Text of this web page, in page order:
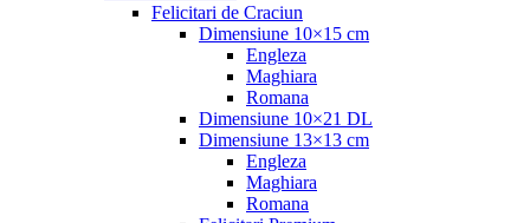
Felicitari de Craciun
Dimensiune 10×15 cm
Engleza
Maghiara
Romana
Dimensiune 10×21 DL
Dimensiune 13×13 cm
Engleza
Maghiara
Romana